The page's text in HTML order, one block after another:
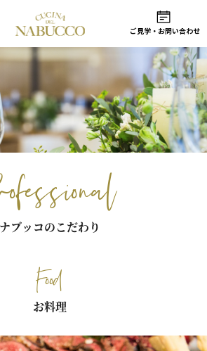
？
ご見学 ・ お問い合わせ
ナブッコのこだわり
Food
お料理